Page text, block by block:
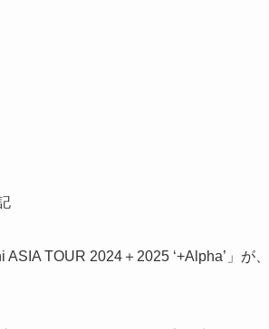
TOUR 2024＋2025 ‘+Alpha’」が